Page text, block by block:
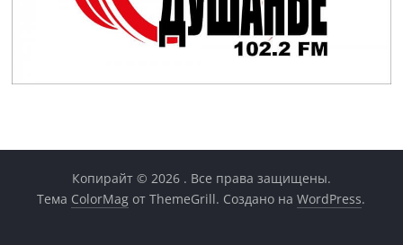
Копирайт © 2026 . Все права защищены.
Тема ColorMag от ThemeGrill. Создано наWordPress.